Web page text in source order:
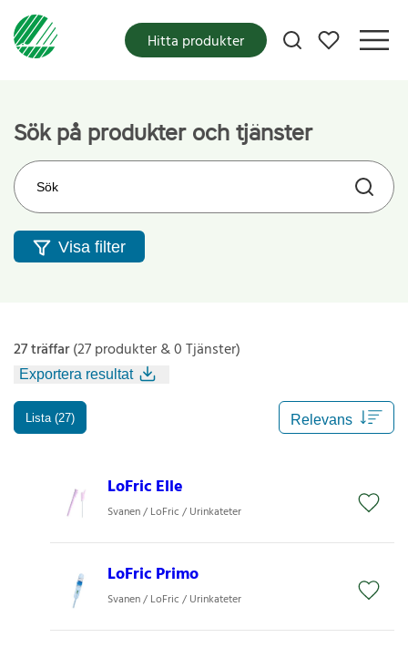
Mina favoriter
Hitta produkter
Sök på produkter och tjänster
Sök på webbplatsen
Visa filter
27 träffar(27 produkter & 0 Tjänster)
Exportera resultat
Lista (27)
LoFric Elle
Svanen / LoFric / Urinkateter
LoFric Primo
Svanen / LoFric / Urinkateter